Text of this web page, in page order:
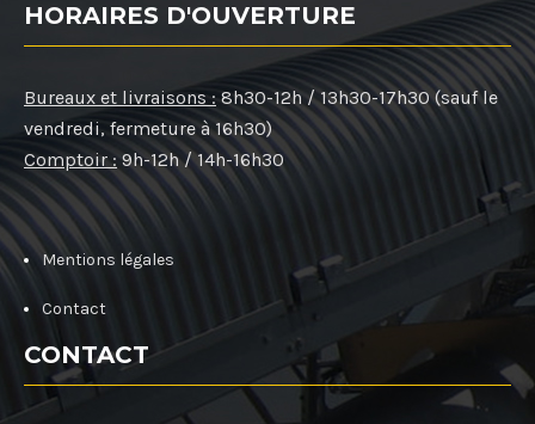
HORAIRES D'OUVERTURE
Bureaux et livraisons : 8h30-12h / 13h30-17h30 (sauf le
vendredi, fermeture à 16h30)
Comptoir : 9h-12h / 14h-16h30
Mentions légales
Contact
CONTACT